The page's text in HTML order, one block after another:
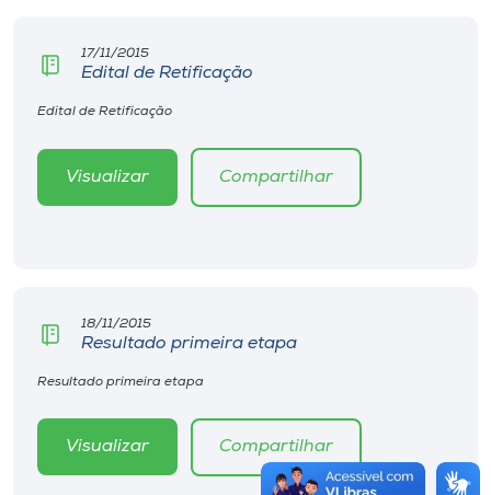
17/11/2015
Edital de Retificação
Edital de Retificação
Visualizar Compartilhar
18/11/2015
Resultado primeira etapa
Resultado primeira etapa
Visualizar Compartilhar